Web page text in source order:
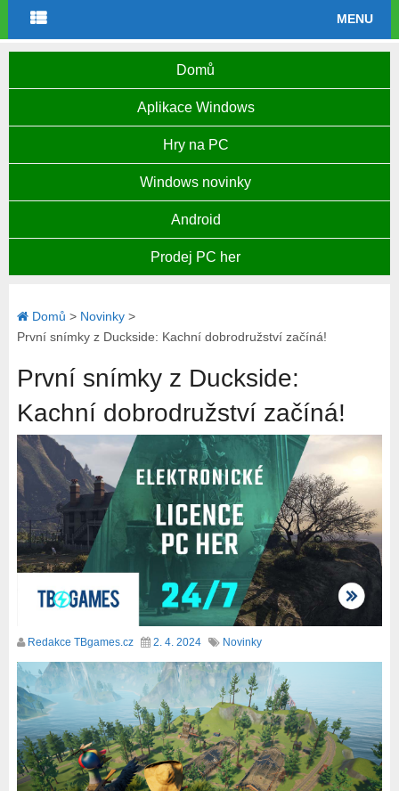
MENU
Domů
Aplikace Windows
Hry na PC
Windows novinky
Android
Prodej PC her
Domů > Novinky>
První snímky z Duckside: Kachní dobrodružství začíná!
První snímky z Duckside:
Kachní dobrodružství začíná!
Redakce TBgames.cz 2. 4. 2024 Novinky